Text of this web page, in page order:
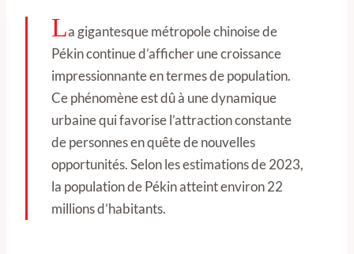
La gigantesque métropole chinoise de
Pékin continue d’afficher une croissance
impressionnante en termes de population.
Ce phénomène est dû à une dynamique
urbaine qui favorise l’attraction constante
de personnes en quête de nouvelles
opportunités. Selon les estimations de 2023,
la population de Pékin atteint environ 22
millions d’habitants.